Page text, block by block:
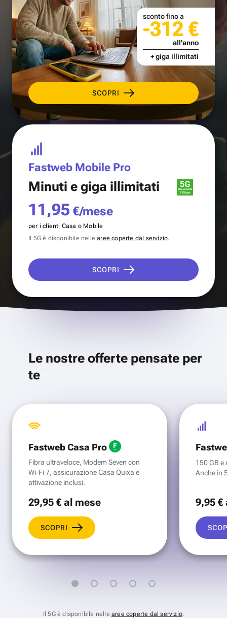
SCOPRI
sconto fino a
-312 €
all'anno
+ giga illimitati
Fastweb Mobile Pro
Minuti e giga illimitati
11,95 €/mese
per i clienti Casa o Mobile
Il 5G è disponibile nellearee coperte dal servizio.
SCOPRI
Le nostre offerte pensate per
te
Fastweb Casa Pro
Fibra ultraveloce, Modem Seven con
Wi‑Fi 7, assicurazione Casa Quixa e
attivazione inclusi.
29,95 €al mese
SCOPRI
150 GB e
Anche in
9,95 €
Il 5G è disponibile nelle aree coperte dal servizio.